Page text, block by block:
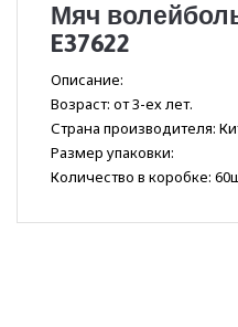
Мяч
E37622
Описание:
Возраст: от 3-ех лет.
Страна производителя:
Размер упаковки:
Количество в коробке: